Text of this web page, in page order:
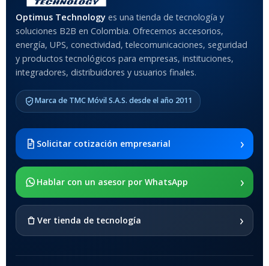
Anti-Shock
MODELO DE TABLETS
COMPATIBLES
2021 SM-x200 / Samsung
Galaxy Tab A8 10.5 2021 SM-
x205
SOPORTE DE APOYO
Optimus Technology es una tienda de tecnología y
soluciones B2B en Colombia. Ofrecemos accesorios,
energía, UPS, conectividad, telecomunicaciones, seguridad
y productos tecnológicos para empresas, instituciones,
integradores, distribuidores y usuarios finales.
Marca de TMC Móvil S.A.S. desde el año 2011
Solicitar cotización empresarial ›
Hablar con un asesor por WhatsApp ›
Ver tienda de tecnología ›